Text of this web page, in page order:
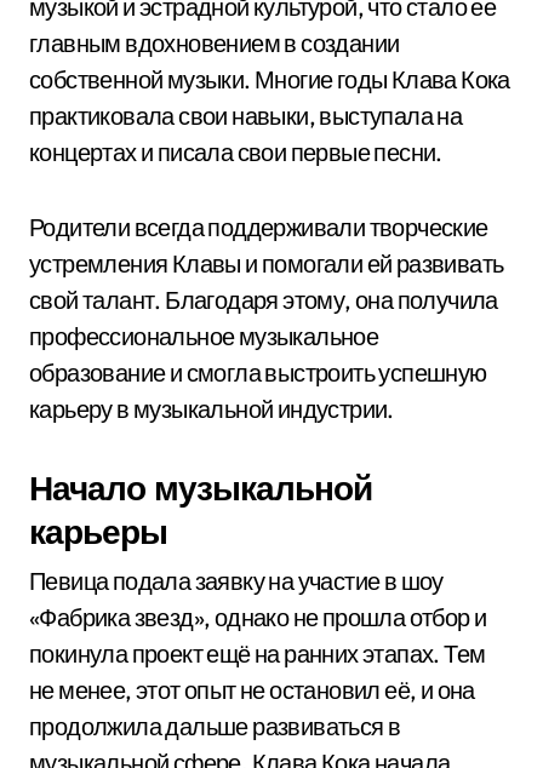
музыкой и эстрадной культурой, что стало ее
главным вдохновением в создании
собственной музыки. Многие годы Клава Кока
практиковала свои навыки, выступала на
концертах и писала свои первые песни.
Родители всегда поддерживали творческие
устремления Клавы и помогали ей развивать
свой талант. Благодаря этому, она получила
профессиональное музыкальное
образование и смогла выстроить успешную
карьеру в музыкальной индустрии.
Начало музыкальной
карьеры
Певица подала заявку на участие в шоу
«Фабрика звезд», однако не прошла отбор и
покинула проект ещё на ранних этапах. Тем
не менее, этот опыт не остановил её, и она
продолжила дальше развиваться в